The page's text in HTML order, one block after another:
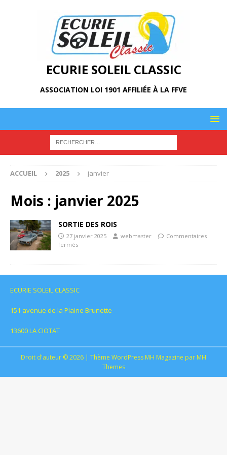
ECURIE SOLEIL CLASSIC
ASSOCIATION LOI 1901 AFFILIÉE À LA FFVE
ACCUEIL 2025 janvier
Mois : janvier 2025
SORTIE DES ROIS
27 janvier 2025 webmaster
Commentaires
fermés
ECURIE SOLEIL CLASSIC
151 avenue de la Plaine Brunette
13600 LA CIOTAT
Droit d'auteur © 2026 | Thème WordPress MH Magazine par MH
Themes